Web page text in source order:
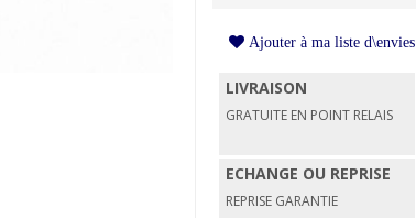
Ajouter à ma liste d\envies
LIVRAISON
GRATUITE EN POINT RELAIS
ECHANGE OU REPRISE
REPRISE GARANTIE